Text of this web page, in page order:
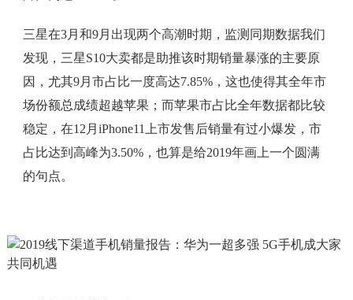
三星在3月和9月出现两个高潮时期，监测同期数据我们
发现，三星S10大卖都是助推该时期销量暴涨的主要原
因，尤其9月市占比一度高达7.85%，这也使得其全年市
场份额总成绩超越苹果；而苹果市占比全年数据都比较
稳定，在12月iPhone11上市发售后销量有过小爆发，市
占比达到高峰为3.50%，也算是给2019年画上一个圆满
的句点。